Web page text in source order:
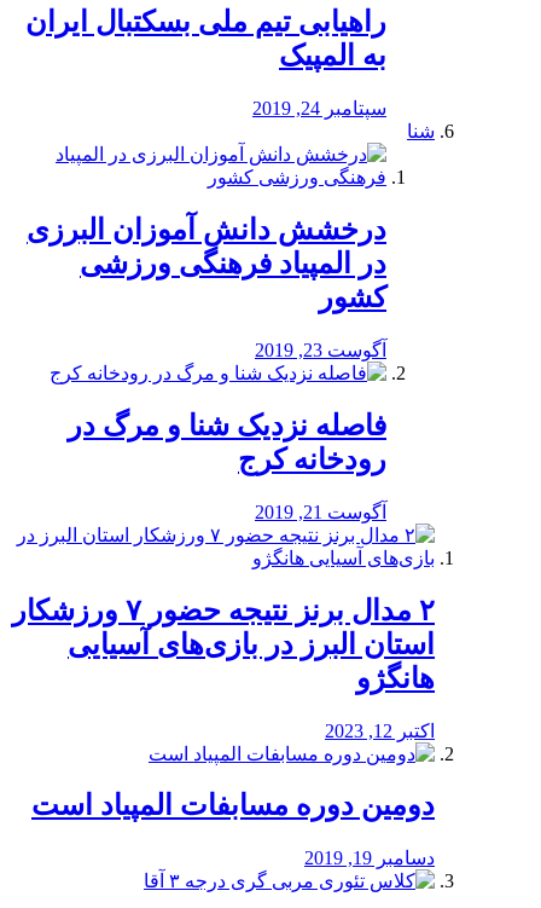
راهیابی تیم ملی بسکتبال ایران
به المپیک
سپتامبر 24, 2019
شنا
درخشش دانش آموزان البرزی
در المپیاد فرهنگی ورزشی
کشور
آگوست 23, 2019
️فاصله نزدیک شنا و مرگ در
رودخانه کرج
آگوست 21, 2019
۲ مدال برنز نتیجه حضور ۷ ورزشکار
استان البرز در بازی‌های آسیایی
هانگژو
اکتبر 12, 2023
دومین دوره مسابفات المپیاد است
دسامبر 19, 2019